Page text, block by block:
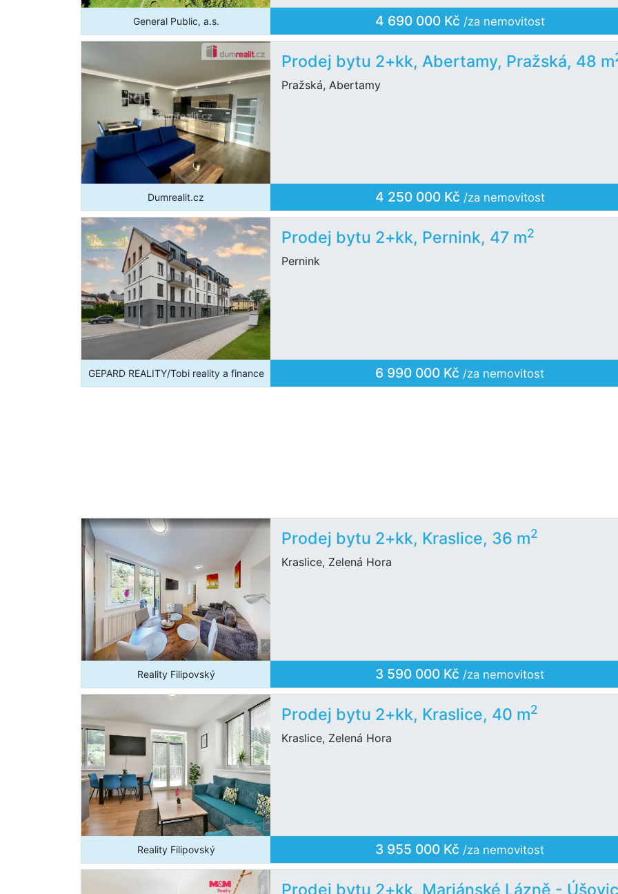
General Public, a.s. 4 690 000 Kč /za nemovitost
Prodej bytu 2+kk, Abertamy, Pražská, 48 m
Pražská, Abertamy
Dumrealit.cz 4 250 000 Kč /za nemovitost
Prodej bytu 2+kk, Pernink, 47 m2
Pernink
GEPARD REALITY/Tobi reality a finance 6 990 000 Kč /za nemovitost
Prodej bytu 2+kk, Kraslice, 36 m2
Kraslice, Zelená Hora
Reality Filipovský 3 590 000 Kč /za nemovitost
Prodej bytu 2+kk, Kraslice, 40 m2
Kraslice, Zelená Hora
Reality Filipovský 3 955 000 Kč /za nemovitost